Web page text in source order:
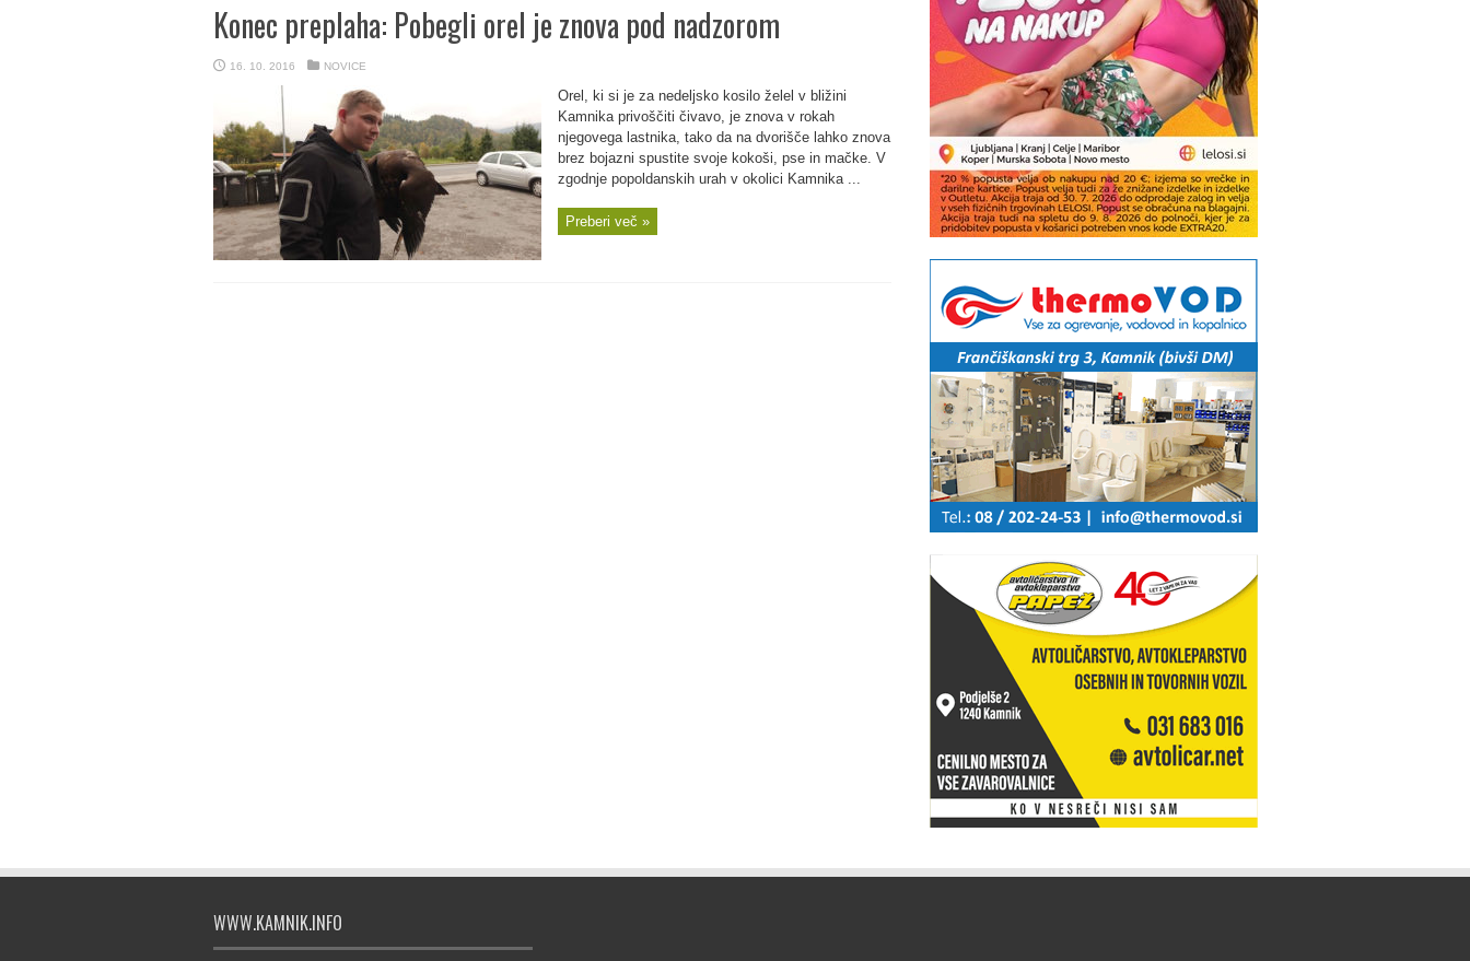
Konec preplaha: Pobegli orel je znova pod nadzorom
16. 10. 2016 NOVICE
Orel, ki si je za nedeljsko kosilo želel v bližini
Kamnika privoščiti čivavo, je znova v rokah
njegovega lastnika, tako da na dvorišče lahko znova
brez bojazni spustite svoje kokoši, pse in mačke. V
zgodnje popoldanskih urah v okolici Kamnika ...
Preberi več »
WWW.KAMNIK.INFO